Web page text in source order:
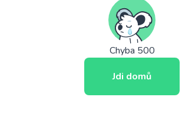
Chyba 500
Jdi domů